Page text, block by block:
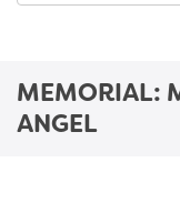
MEMORIAL:
ANGEL